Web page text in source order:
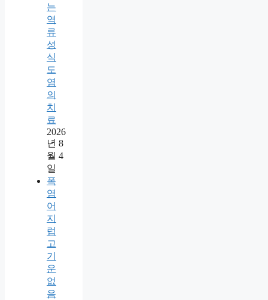
는
역
류
성
식
도
염
의
치
료
2026
년 8
월 4
일
폭
염
어
지
럽
고
기
운
없
음